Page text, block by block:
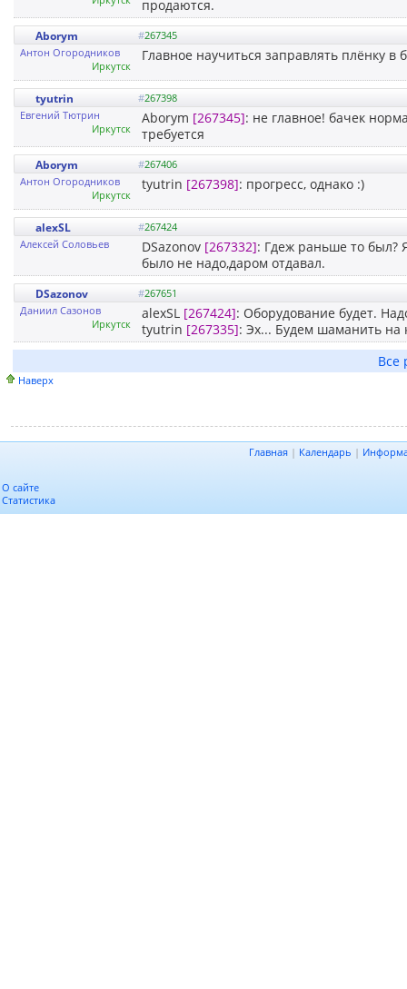
продаются.
Aborym #267345
Антон Огородников
Иркутск
Главное научиться заправлять плёнку в
tyutrin #267398
Евгений Тютрин
Иркутск
Aborym [267345]: не главное! бачек
требуется
Aborym #267406
Антон Огородников
Иркутск
tyutrin [267398]: прогресс, однако :)
alexSL #267424
Алексей Соловьев
DSazonov [267332]: Гдеж раньше то был?
было не надо,даром отдавал.
DSazonov #267651
Даниил Cазонов
Иркутск
alexSL [267424]: Оборудование будет.
tyutrin [267335]: Эх... Будем шаманить на
Все
Наверх
Главная | Календарь |
О сайте
Статистика